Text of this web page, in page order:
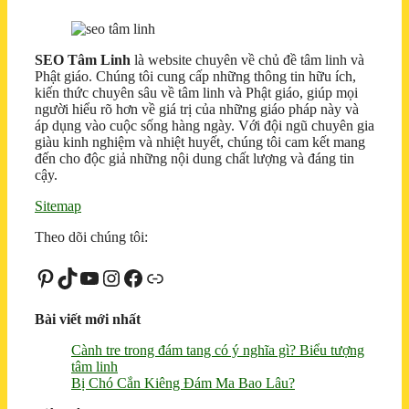
SEO Tâm Linh là website chuyên về chủ đề tâm linh và
Phật giáo. Chúng tôi cung cấp những thông tin hữu ích,
kiến thức chuyên sâu về tâm linh và Phật giáo, giúp mọi
người hiểu rõ hơn về giá trị của những giáo pháp này và
áp dụng vào cuộc sống hàng ngày. Với đội ngũ chuyên gia
giàu kinh nghiệm và nhiệt huyết, chúng tôi cam kết mang
đến cho độc giả những nội dung chất lượng và đáng tin
cậy.
Sitemap
Theo dõi chúng tôi:
Pinterest
TikTok
Youtube
Instagram
Facebook
Liên kết
Bài viết mới nhất
Cành tre trong đám tang có ý nghĩa gì? Biểu tượng
tâm linh
Bị Chó Cắn Kiêng Đám Ma Bao Lâu?